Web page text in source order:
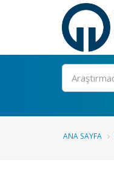
Ara
ANA SAYFA